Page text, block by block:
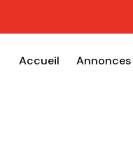
Accueil Annonces